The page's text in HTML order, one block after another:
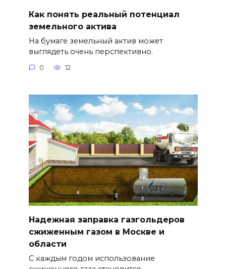
Как понять реальный потенциал
земельного актива
На бумаге земельный актив может
выглядеть очень перспективно.
0 12
Надежная заправка газгольдеров
сжиженным газом в Москве и
области
С каждым годом использование